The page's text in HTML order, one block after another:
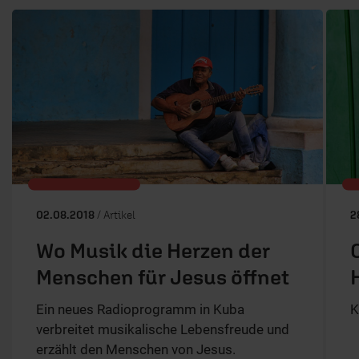
02.08.2018 / Artikel
Wo Musik die Herzen der
Menschen für Jesus öffnet
Ein neues Radioprogramm in Kuba
verbreitet musikalische Lebensfreude und
erzählt den Menschen von Jesus.